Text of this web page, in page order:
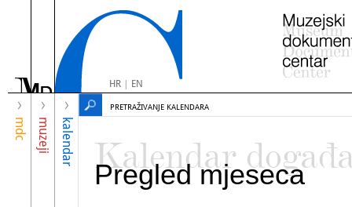
HR| EN
mdc muzeji kalendar
PRETRAŽIVANJE KALENDARA
Kalendar
Pregled mjeseca